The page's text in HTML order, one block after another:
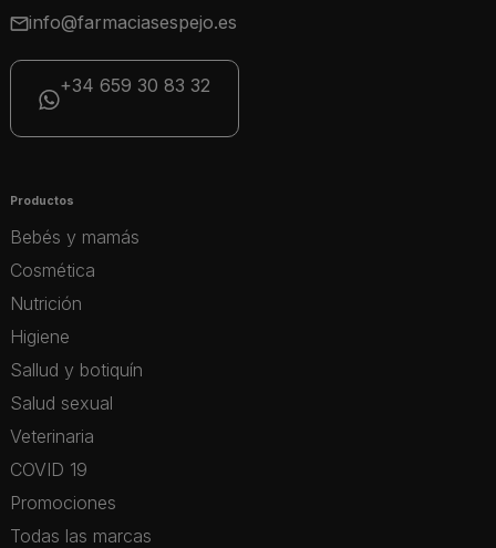
info@farmaciasespejo.es
+34 659 30 83 32
Productos
Bebés y mamás
Cosmética
Nutrición
Higiene
Sallud y botiquín
Salud sexual
Veterinaria
COVID 19
Promociones
Todas las marcas